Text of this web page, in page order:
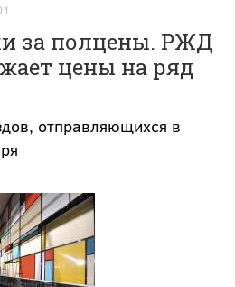
за полцены. РЖД
цены на ряд
отправляющихся в